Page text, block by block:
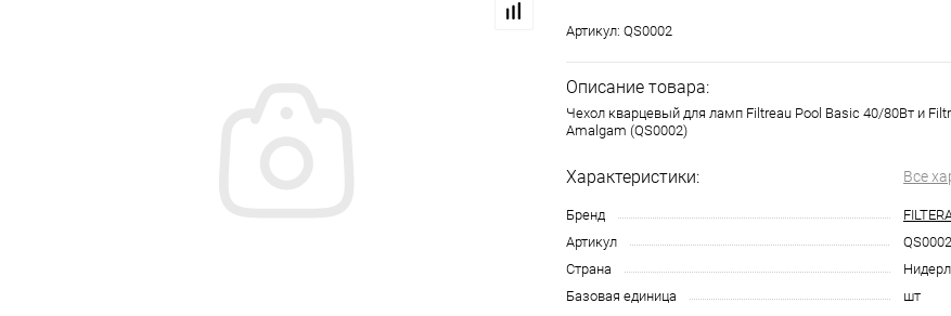
Артикул: QS0002
Описание товара:
Чехол кварцевый для ламп Filtreau Pool Basic 40/80Вт и
Amalgam (QS0002)
Характеристики: Все
Бренд
Артикул
QS0002
Страна
Базовая единица
шт